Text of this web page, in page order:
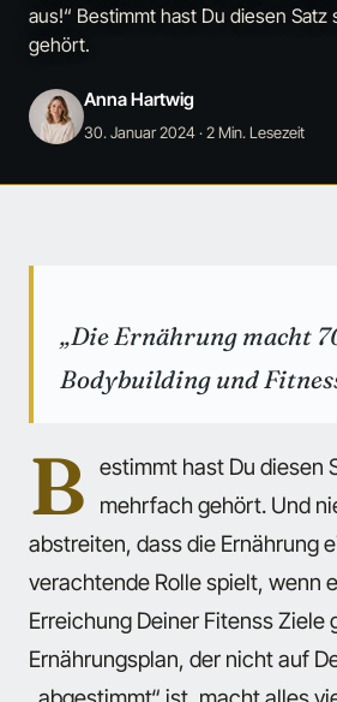
aus!“ Bestimmt hast Du diesen Satz
gehört.
Anna Hartwig
30. Januar 2024· 2 Min. Lesezeit
„Die Ernährung macht
Bodybuilding und
B estimmt hast Du diesen
mehrfach gehört. Und
abstreiten, dass die Ernährung
verachtende Rolle spielt, wenn
Erreichung Deiner Fitenss Ziele
Ernährungsplan, der nicht auf